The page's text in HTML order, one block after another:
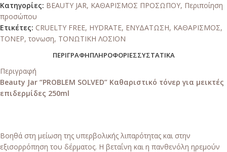
Κατηγορίες: BEAUTY JAR, ΚΑΘΑΡΙΣΜΟΣ ΠΡΟΣΩΠΟΥ, Περιποίηση
προσώπου
Ετικέτες: CRUELTY FREE, HYDRATE, ΕΝΥΔΑΤΩΣΗ, ΚΑΘΑΡΙΣΜΟΣ,
ΤΟΝΕΡ, τονωση, ΤΟΝΩΤΙΚΗ ΛΟΣΙΟΝ
ΠΕΡΙΓΡΑΦΉΠΛΗΡΟΦΟΡΊΕΣΣΥΣΤΑΤΙΚΆ
Περιγραφή
Beauty Jar “PROBLEM SOLVED” Καθαριστικό τόνερ για μεικτές
επιδερμίδες 250ml
Βοηθά στη μείωση της υπερβολικής λιπαρότητας και στην
εξισορρόπηση του δέρματος. Η βεταΐνη και η πανθενόλη ηρεμούν